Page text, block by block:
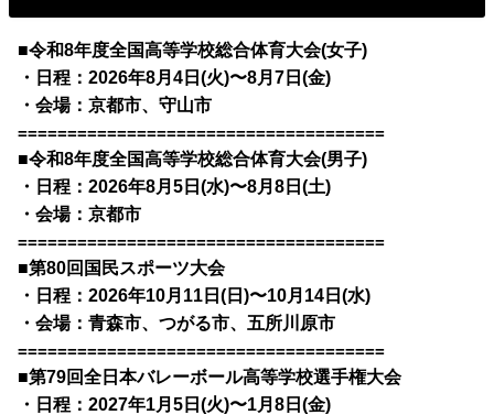
■令和8年度全国高等学校総合体育大会(女子)
・日程：2026年8月4日(火)〜8月7日(金)
・会場：京都市、守山市
=====================================
■令和8年度全国高等学校総合体育大会(男子)
・日程：2026年8月5日(水)〜8月8日(土)
・会場：京都市
=====================================
■第80回国民スポーツ大会
・日程：2026年10月11日(日)〜10月14日(水)
・会場：青森市、つがる市、五所川原市
=====================================
■第79回全日本バレーボール高等学校選手権大会
・日程：2027年1月5日(火)〜1月8日(金)